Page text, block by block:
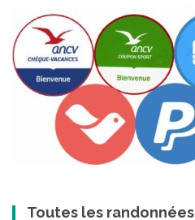
Toutes les randonnées